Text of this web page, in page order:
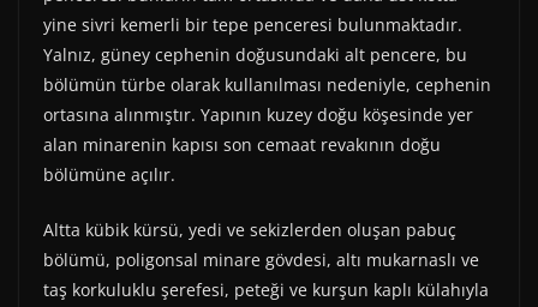
yine sivri kemerli bir tepe penceresi bulunmaktadır.
Yalnız, güney cephenin doğusundaki alt pencere, bu
bölümün türbe olarak kullanılması nedeniyle, cephenin
ortasına alınmıştır. Yapının kuzey doğu köşesinde yer
alan minarenin kapısı son cemaat revakının doğu
bölümüne açılır.
Altta kübik kürsü, yedi ve sekizlerden oluşan pabuç
bölümü, poligonsal minare gövdesi, altı mukarnaslı ve
taş korkuluklu şerefesi, peteği ve kurşun kaplı külahıyla